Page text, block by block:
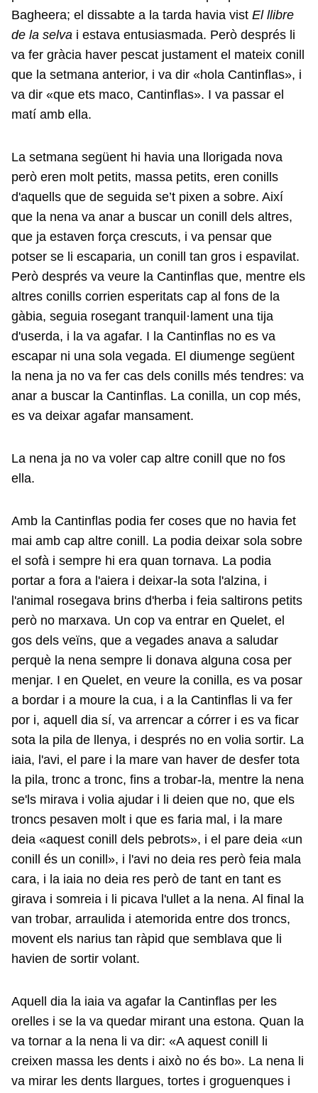
Bagheera; el dissabte a la tarda havia vist El llibre
de la selva i estava entusiasmada. Però després li
va fer gràcia haver pescat justament el mateix conill
que la setmana anterior, i va dir «hola Cantinflas», i
va dir «que ets maco, Cantinflas». I va passar el
matí amb ella.
La setmana següent hi havia una llorigada nova
però eren molt petits, massa petits, eren conills
d'aquells que de seguida se’t pixen a sobre. Així
que la nena va anar a buscar un conill dels altres,
que ja estaven força crescuts, i va pensar que
potser se li escaparia, un conill tan gros i espavilat.
Però després va veure la Cantinflas que, mentre els
altres conills corrien esperitats cap al fons de la
gàbia, seguia rosegant tranquil·lament una tija
d'userda, i la va agafar. I la Cantinflas no es va
escapar ni una sola vegada. El diumenge següent
la nena ja no va fer cas dels conills més tendres: va
anar a buscar la Cantinflas. La conilla, un cop més,
es va deixar agafar mansament.
La nena ja no va voler cap altre conill que no fos
ella.
Amb la Cantinflas podia fer coses que no havia fet
mai amb cap altre conill. La podia deixar sola sobre
el sofà i sempre hi era quan tornava. La podia
portar a fora a l'aiera i deixar-la sota l'alzina, i
l'animal rosegava brins d'herba i feia saltirons petits
però no marxava. Un cop va entrar en Quelet, el
gos dels veïns, que a vegades anava a saludar
perquè la nena sempre li donava alguna cosa per
menjar. I en Quelet, en veure la conilla, es va posar
a bordar i a moure la cua, i a la Cantinflas li va fer
por i, aquell dia sí, va arrencar a córrer i es va ficar
sota la pila de llenya, i després no en volia sortir. La
iaia, l'avi, el pare i la mare van haver de desfer tota
la pila, tronc a tronc, fins a trobar-la, mentre la nena
se'ls mirava i volia ajudar i li deien que no, que els
troncs pesaven molt i que es faria mal, i la mare
deia «aquest conill dels pebrots», i el pare deia «un
conill és un conill», i l'avi no deia res però feia mala
cara, i la iaia no deia res però de tant en tant es
girava i somreia i li picava l'ullet a la nena. Al final la
van trobar, arraulida i atemorida entre dos troncs,
movent els narius tan ràpid que semblava que li
havien de sortir volant.
Aquell dia la iaia va agafar la Cantinflas per les
orelles i se la va quedar mirant una estona. Quan la
va tornar a la nena li va dir: «A aquest conill li
creixen massa les dents i això no és bo». La nena li
va mirar les dents llargues, tortes i groguenques i